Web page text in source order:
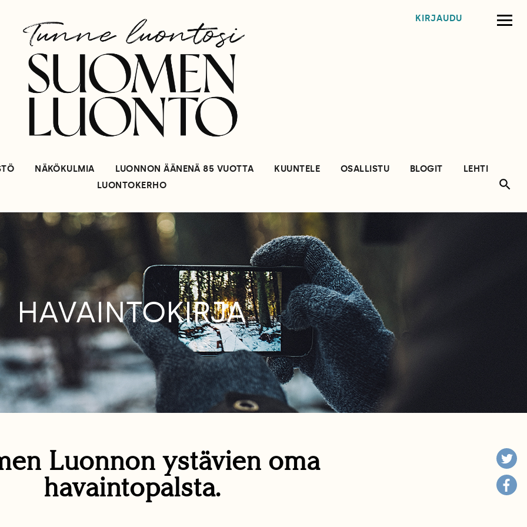
KIRJAUDU
NÄKÖKULMIA LUONNON ÄÄNENÄ 85 VUOTTA KUUNTELE OSALLISTU BLOGIT
LEHTI
LUONTOKERHO
HAVAINTOKIRJA
Luonnon ystävien oma
havaintopalsta.